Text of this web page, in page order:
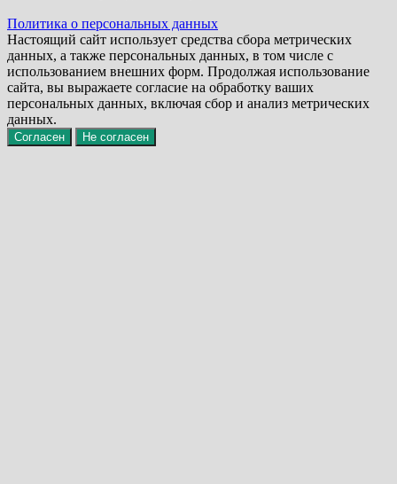
Политика о персональных данных
Настоящий сайт использует средства сбора метрических
данных, а также персональных данных, в том числе с
использованием внешних форм. Продолжая использование
сайта, вы выражаете согласие на обработку ваших
персональных данных, включая сбор и анализ метрических
данных.
Согласен Не согласен